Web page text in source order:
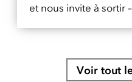
et nous invite à sortir
Voir tout